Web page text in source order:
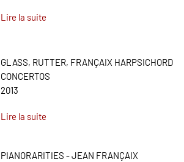
Lire la suite
GLASS, RUTTER, FRANÇAIX HARPSICHORD
CONCERTOS
2013
Lire la suite
PIANORARITIES - JEAN FRANÇAIX